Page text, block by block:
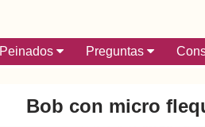
Peinados Preguntas
Bob con micro